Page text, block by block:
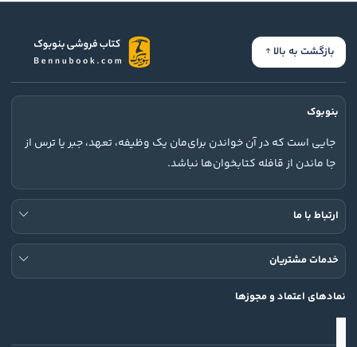
بازگشت به بالا
بنوبوک
جایی است که در آن خواندن برای‌مان یک وظیفه، تعهد، جبر یا ترس از
جا ماندن از قافله کتابخوان‌ها نباشد.
ارتباط با ما
خدمات مشتریان
نمادهای اعتماد و مجوزها